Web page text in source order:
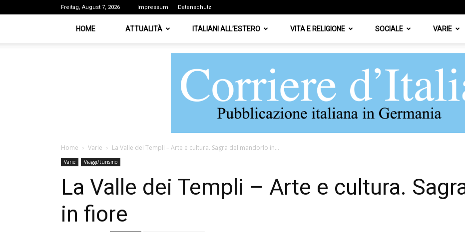
Freitag, August 7, 2026 Impressum Datenschutz
HOME ATTUALITÀ ITALIANI ALL’ESTERO VITA E RELIGIONE SOCIALE VARIE
Home Varie La Valle dei Templi – Arte e cultura. Sagra del mandorlo in...
Varie Viaggi/turismo
La Valle dei Templi – Arte e cultura.
in fiore